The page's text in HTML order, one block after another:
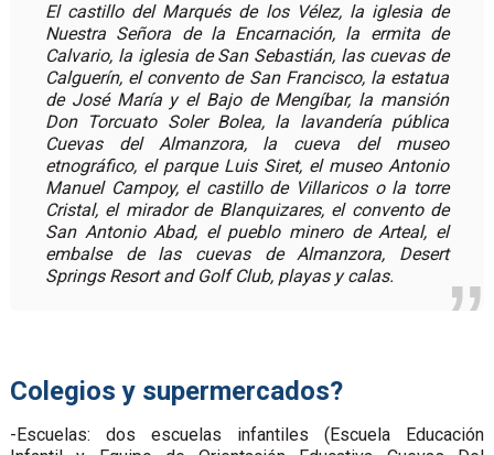
El castillo del Marqués de los Vélez, la iglesia de
Nuestra Señora de la Encarnación, la ermita de
Calvario, la iglesia de San Sebastián, las cuevas de
Calguerín, el convento de San Francisco, la estatua
de José María y el Bajo de Mengíbar, la mansión
Don Torcuato Soler Bolea, la lavandería pública
Cuevas del Almanzora, la cueva del museo
etnográfico, el parque Luis Siret, el museo Antonio
Manuel Campoy, el castillo de Villaricos o la torre
Cristal, el mirador de Blanquizares, el convento de
San Antonio Abad, el pueblo minero de Arteal, el
embalse de las cuevas de Almanzora, Desert
Springs Resort and Golf Club, playas y calas.
Colegios y supermercados?
-Escuelas: dos escuelas infantiles (Escuela Educación